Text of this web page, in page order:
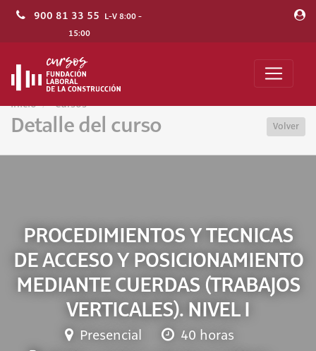
900 81 33 55 L-V 8:00 -
15:00
Inicio Cursos
Detalle del curso Volver
PROCEDIMIENTOS Y TECNICAS
DE ACCESO Y POSICIONAMIENTO
MEDIANTE CUERDAS (TRABAJOS
VERTICALES). NIVEL I
Presencial
40 horas